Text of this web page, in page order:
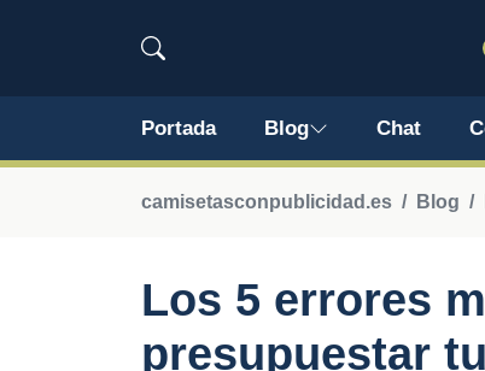
Portada Blog Chat
camisetasconpublicidad.es Blog
Los 5 errores
presupuestar